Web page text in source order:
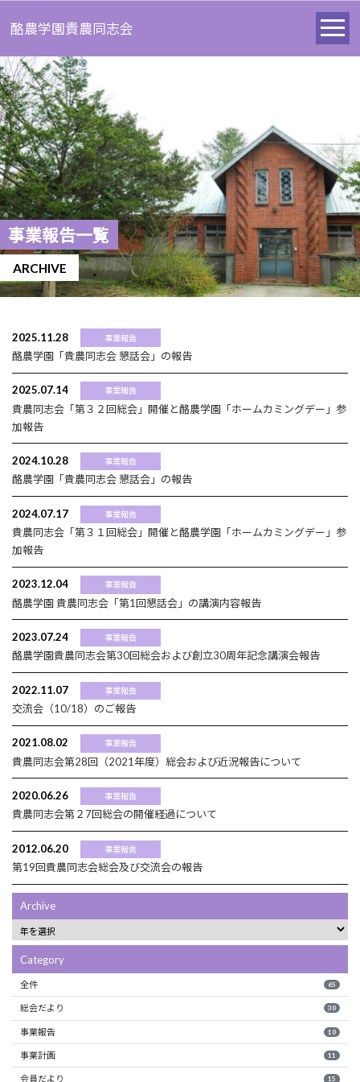
酪農学園貴農同志会
事業報告一覧
ARCHIVE
2025.11.28 事業報告
酪農学園「貴農同志会 懇話会」の報告
2025.07.14 事業報告
貴農同志会「第３２回総会」開催と酪農学園「ホームカミングデー」参
加報告
2024.10.28 事業報告
酪農学園「貴農同志会 懇話会」の報告
2024.07.17 事業報告
貴農同志会「第３１回総会」開催と酪農学園「ホームカミングデー」参
加報告
2023.12.04 事業報告
酪農学園 貴農同志会「第1回懇話会」の講演内容報告
2023.07.24 事業報告
酪農学園貴農同志会第30回総会および創立30周年記念講演会報告
2022.11.07 事業報告
交流会（10/18）のご報告
2021.08.02 事業報告
貴農同志会第28回（2021年度）総会および近況報告について
2020.06.26 事業報告
貴農同志会第２7回総会の開催経過について
2012.06.20 事業報告
第19回貴農同志会総会及び交流会の報告
Archive
Category
全件 65
総会だより 30
事業報告 10
事業計画 11
会員だより 15